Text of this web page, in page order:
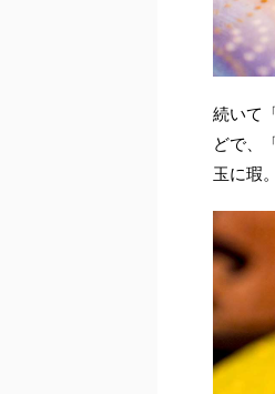
続いて
どで、
玉に瑕